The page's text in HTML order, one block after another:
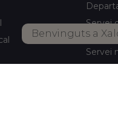
Benvinguts a
Servei
pròpia
Servei